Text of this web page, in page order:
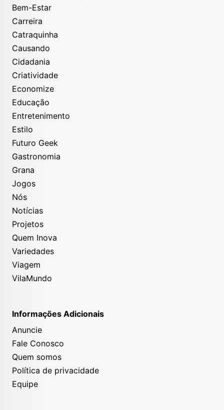
Bem-Estar
Carreira
Catraquinha
Causando
Cidadania
Criatividade
Economize
Educação
Entretenimento
Estilo
Futuro Geek
Gastronomia
Grana
Jogos
Nós
Notícias
Projetos
Quem Inova
Variedades
Viagem
VilaMundo
Informações Adicionais
Anuncie
Fale Conosco
Quem somos
Política de privacidade
Equipe